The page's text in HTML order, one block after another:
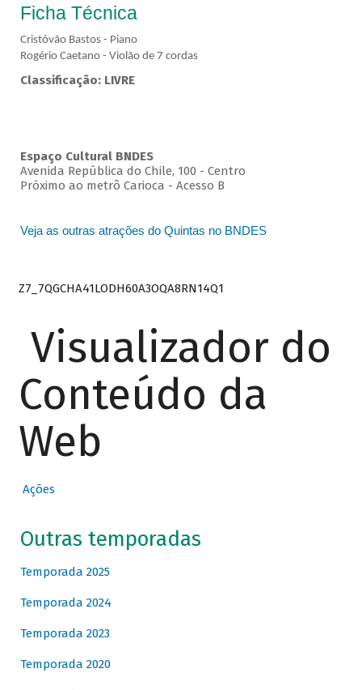
Ficha Técnica
Cristóvão Bastos - Piano
Rogério Caetano - Violão de 7 cordas
Classificação: LIVRE
Espaço Cultural BNDES
Avenida República do Chile, 100 - Centro
Próximo ao metrô Carioca - Acesso B
Veja as outras atrações do Quintas no BNDES
Z7_7QGCHA41LODH60A3OQA8RN14Q1
Visualizador do
Conteúdo da
Web
Ações
Outras temporadas
Temporada 2025
Temporada 2024
Temporada 2023
Temporada 2020